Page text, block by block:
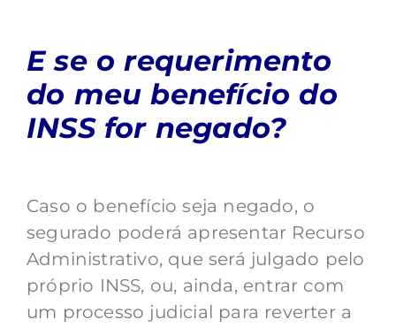
E se o requerimento
do meu benefício do
INSS for negado?
Caso o benefício seja negado, o
segurado poderá apresentar Recurso
Administrativo, que será julgado pelo
próprio INSS, ou, ainda, entrar com
um processo judicial para reverter a